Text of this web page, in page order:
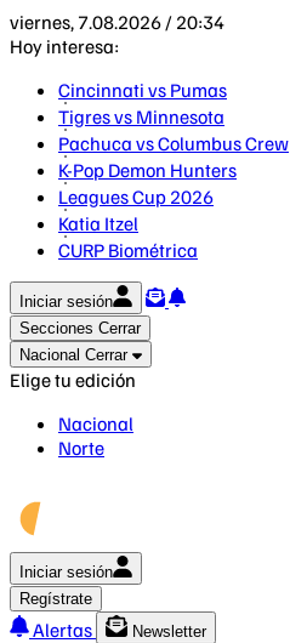
viernes, 7.08.2026 / 20:34
Hoy interesa:
Cincinnati vs Pumas
Tigres vs Minnesota
Pachuca vs Columbus Crew
K-Pop Demon Hunters
Leagues Cup 2026
Katia Itzel
CURP Biométrica
Iniciar sesión
Secciones Cerrar
Nacional Cerrar
Elige tu edición
Nacional
Norte
Iniciar sesión
Regístrate
Alertas
Newsletter